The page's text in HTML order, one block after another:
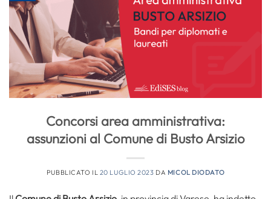
Concorsi area amministrativa:
assunzioni al Comune di Busto Arsizio
PUBBLICATO IL 20 LUGLIO 2023 DA MICOL DIODATO